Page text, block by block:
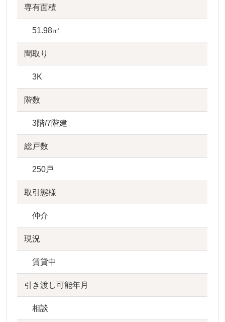
専有面積
51.98㎡
間取り
3K
階数
3階/7階建
総戸数
250戸
取引態様
仲介
現況
賃貸中
引き渡し可能年月
相談